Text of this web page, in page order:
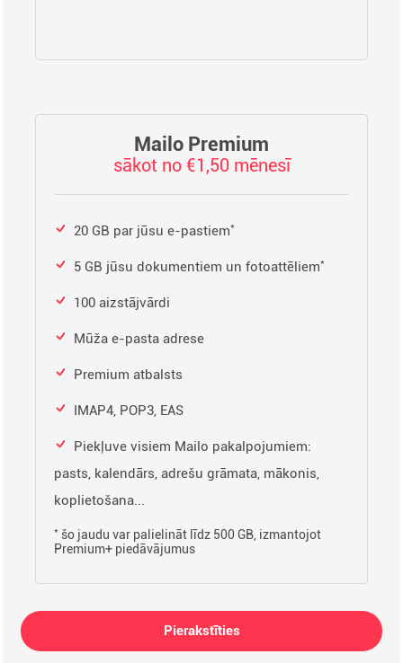
Mailo Premium
sākot no €1,50 mēnesī
20 GB par jūsu e-pastiem*
5 GB jūsu dokumentiem un fotoattēliem*
100 aizstājvārdi
Mūža e-pasta adrese
Premium atbalsts
IMAP4, POP3, EAS
Piekļuve visiem Mailo pakalpojumiem:
pasts, kalendārs, adrešu grāmata, mākonis,
koplietošana...
* šo jaudu var palielināt līdz 500 GB, izmantojot
Premium+ piedāvājumus
Pierakstīties